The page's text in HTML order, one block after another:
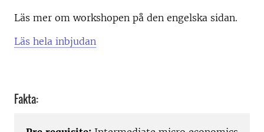
Läs mer om workshopen på den engelska sidan.
Läs hela inbjudan
Fakta: